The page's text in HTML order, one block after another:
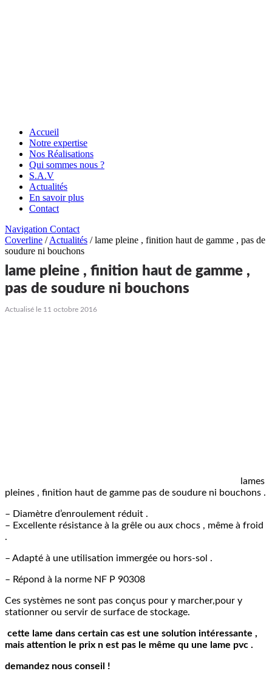
Accueil
Notre expertise
Nos Réalisations
Qui sommes nous ?
S.A.V
Actualités
En savoir plus
Contact
Navigation Contact
Coverline /Actualités /lame pleine , finition haut de gamme , pas de
soudure ni bouchons
lame pleine , finition haut de gamme ,
pas de soudure ni bouchons
Actualisé le 11 octobre 2016
lames
pleines , finition haut de gamme pas de soudure ni bouchons .
– Diamètre d’enroulement réduit .
– Excellente résistance à la grêle ou aux chocs , même à froid
.
– Adapté à une utilisation immergée ou hors-sol .
– Répond à la norme NF P 90308
Ces systèmes ne sont pas conçus pour y marcher,pour y
stationner ou servir de surface de stockage.
cette lame dans certain cas est une solution intéressante ,
mais attention le prix n est pas le même qu une lame pvc .
demandez nous conseil !